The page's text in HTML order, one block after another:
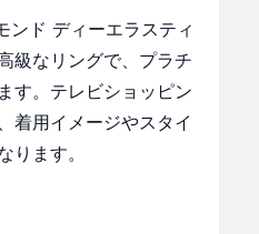
ンド ディーエラスティ
級なリングで、プラチ
す。テレビショッピン
着用イメージやスタイ
ます。